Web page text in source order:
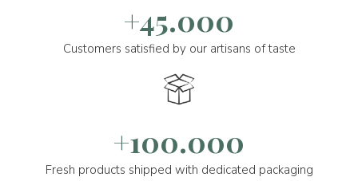
+45.000
Customers satisfied by our artisans of taste
+100.000
Fresh products shipped with dedicated packaging